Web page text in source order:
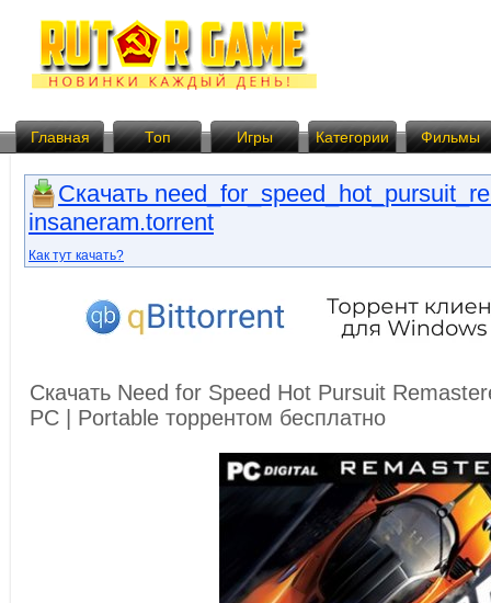
Главная Топ Игры Категории Фильмы
Скачать
insaneram.torrent
Как тут качать?
Скачать Need for Speed Hot Pursuit
PC | Portable торрентом бесплатно